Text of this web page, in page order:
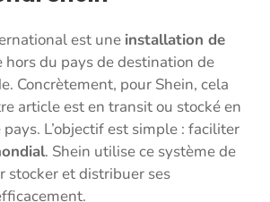
est une installation de
hors du pays de destination de
Concrètement, pour Shein, cela
article est en transit ou stocké en
L’objectif est simple : faciliter
. Shein utilise ce système de
stocker et distribuer ses